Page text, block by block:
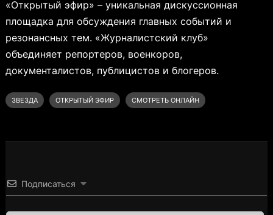
«Открытый эфир» – уникальная дискуссионная
площадка для обсуждения главных событий и
резонансных тем. «Журналистский клуб»
объединяет репортеров, военкоров,
документалистов, публицистов и блогеров.
ЗВЕЗДА ОТКРЫТЫЙ ЭФИР СМОТРЕТЬ ОНЛАЙН
Подписаться